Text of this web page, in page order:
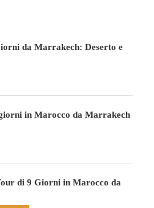
da Marrakech: Deserto e
in Marocco da Marrakech
di 9 Giorni in Marocco da